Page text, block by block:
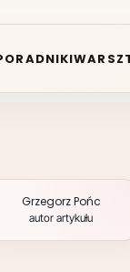
Grzegorz Pońc
autor artykułu